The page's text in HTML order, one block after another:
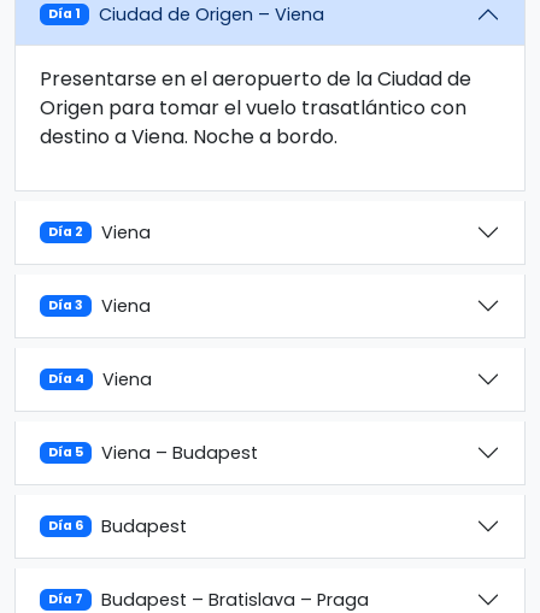
Día 1 Ciudad de Origen – Viena
Presentarse en el aeropuerto de la Ciudad de
Origen para tomar el vuelo trasatlántico con
destino a Viena. Noche a bordo.
Día 2 Viena
Día 3 Viena
Día 4 Viena
Día 5 Viena – Budapest
Día 6 Budapest
Día 7 Budapest – Bratislava – Praga